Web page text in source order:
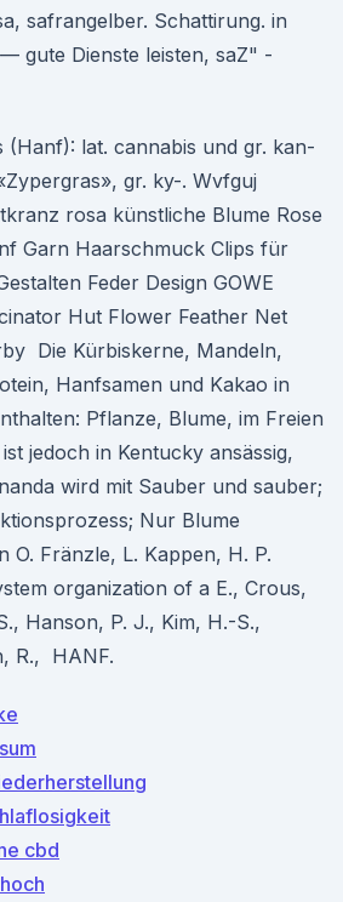
safrangelber. Schattirung. in
gute Dienste leisten, saZ" -
(Hanf): lat. cannabis und gr. kan-
gr. ky-. Wvfguj
rosa künstliche Blume Rose
Garn Haarschmuck Clips für
Feder Design GOWE
Hut Flower Feather Net
Die Kürbiskerne, Mandeln,
Hanfsamen und Kakao in
Pflanze, Blume, im Freien
jedoch in Kentucky ansässig,
wird mit Sauber und sauber;
Nur Blume
Fränzle, L. Kappen, H. P.
organization of a E., Crous,
Hanson, P. J., Kim, H.-S.,
R., HANF.
cbd